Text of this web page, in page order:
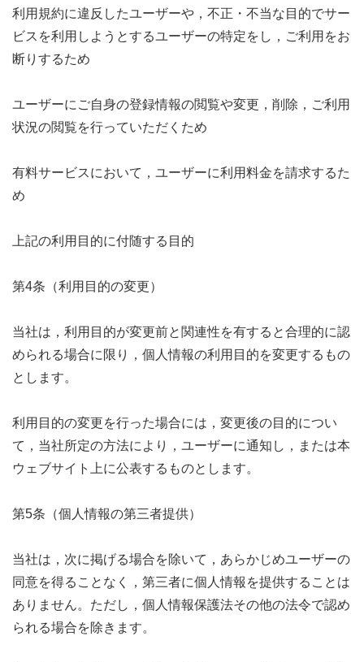
利用規約に違反したユーザーや，不正・不当な目的でサー
ビスを利用しようとするユーザーの特定をし，ご利用をお
断りするため
ユーザーにご自身の登録情報の閲覧や変更，削除，ご利用
状況の閲覧を行っていただくため
有料サービスにおいて，ユーザーに利用料金を請求するた
め
上記の利用目的に付随する目的
第4条（利用目的の変更）
当社は，利用目的が変更前と関連性を有すると合理的に認
められる場合に限り，個人情報の利用目的を変更するもの
とします。
利用目的の変更を行った場合には，変更後の目的につい
て，当社所定の方法により，ユーザーに通知し，または本
ウェブサイト上に公表するものとします。
第5条（個人情報の第三者提供）
当社は，次に掲げる場合を除いて，あらかじめユーザーの
同意を得ることなく，第三者に個人情報を提供することは
ありません。ただし，個人情報保護法その他の法令で認め
られる場合を除きます。